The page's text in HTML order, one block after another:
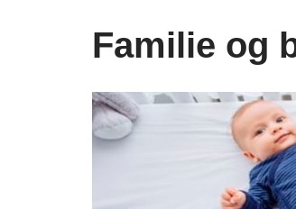
Familie og